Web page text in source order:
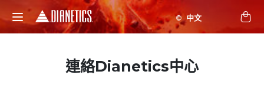
連絡Dianetics中心